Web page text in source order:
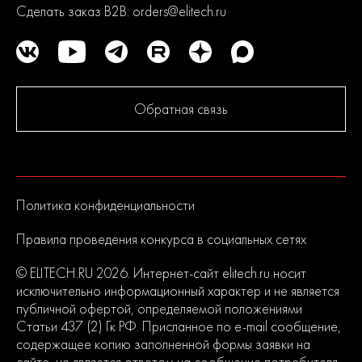
состоит из сбалансированного ассортимента, способного
продвинутых. Продуманная конструкция узлов обеспечивает
долгий срок службы изделий и легкость их обслуживания.
Современный дизайн и превосходная эргономика
превращают любой рабочий процесс в удовольствие.
2 гарантии
Сделать заказ B2B: orders@elitech.ru
Обратная связь
Политика конфиденциальности
Правила проведения конкурса в социальных сетях
© ELITECH.RU 2026. Интернет-сайт elitech.ru носит
исключительно информационный характер и не является
публичной офертой, определяемой положениями
Статьи 437 (2) Гк РФ. Присланное по e-mail сообщение,
содержащее копию заполненной формы заявки на